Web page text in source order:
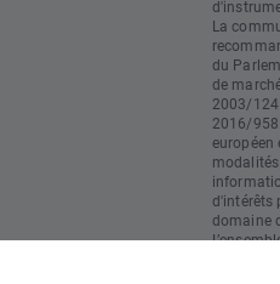
La
du
de
2003/124
2016/
européen
d'intérêts
domaine